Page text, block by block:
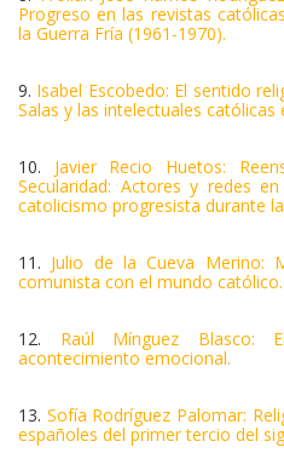
Progreso en las revistas
la Guerra Fría (1961-1970).
9. Isabel Escobedo: El sentido
Salas y las intelectuales católicas
10. Javier Recio Huetos:
Secularidad: Actores y redes
catolicismo progresista durante
11. Julio de la Cueva Merino:
comunista con el mundo católico.
12. Raúl Mínguez Blasco:
acontecimiento emocional.
13. Sofía Rodríguez Palomar:
españoles del primer tercio del